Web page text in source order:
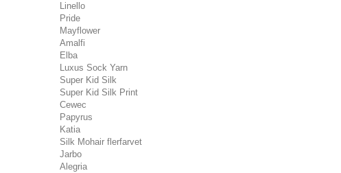
Linello
Pride
Mayflower
Amalfi
Elba
Luxus Sock Yarn
Super Kid Silk
Super Kid Silk Print
Cewec
Papyrus
Katia
Silk Mohair flerfarvet
Jarbo
Alegria